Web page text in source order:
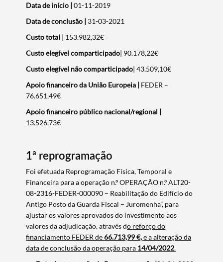
Data de início |01-11-2019
Data de conclusão | 31-03-2021
Custo total | 153.982,32€
Custo elegível comparticipado| 90.178,22€
Custo elegível não comparticipado| 43.509,10€
Apoio financeiro da União Europeia | FEDER –
76.651,49€
Apoio financeiro público nacional/regional |
13.526,73€
1ª reprogramação
Foi efetuada Reprogramação Física, Temporal e
Financeira para a operação n.º OPERAÇÃO n.º ALT20-
08-2316-FEDER-000090 – Reabilitação do Edifício do
Antigo Posto da Guarda Fiscal – Juromenha”, para
ajustar os valores aprovados do investimento aos
valores da adjudicação, através do reforço do
financiamento FEDER de66.713,99 €,e a alteração da
data de conclusão da operação para 14/04/2022.